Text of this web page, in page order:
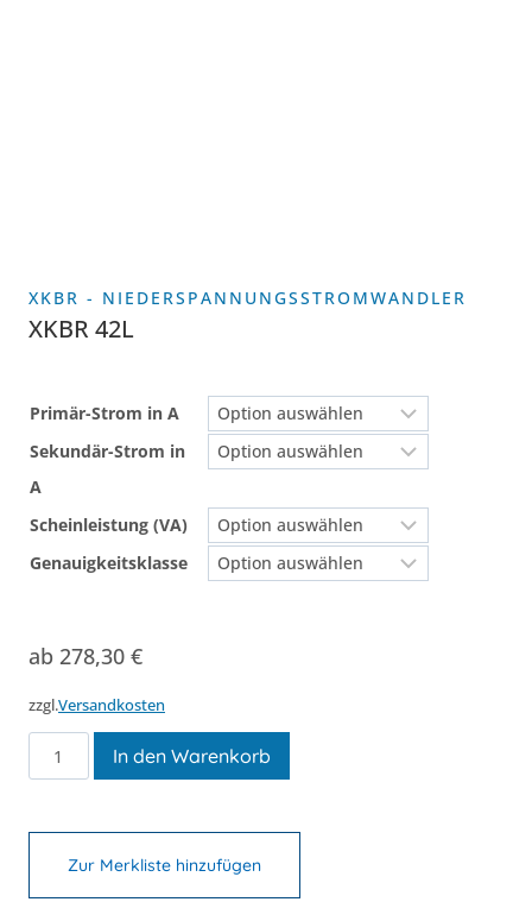
XKBR - NIEDERSPANNUNGSSTROMWANDLER
XKBR 42L
Primär-Strom in A
Sekundär-Strom in
A
Scheinleistung (VA)
Genauigkeitsklasse
ab 278,30 €
zzgl.Versandkosten
In den Warenkorb
Zur Merkliste hinzufügen